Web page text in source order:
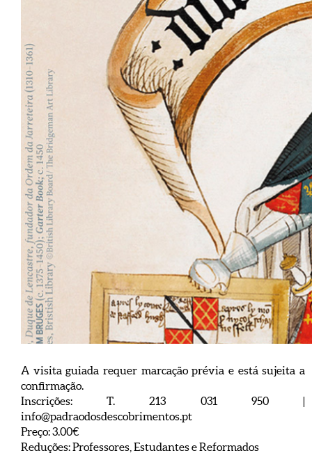
A visita guiada requer marcação prévia e está sujeita a
confirmação.
Inscrições: T. 213 031 950 |
info@padraodosdescobrimentos.pt
Preço: 3.00€
Reduções: Professores, Estudantes e Reformados